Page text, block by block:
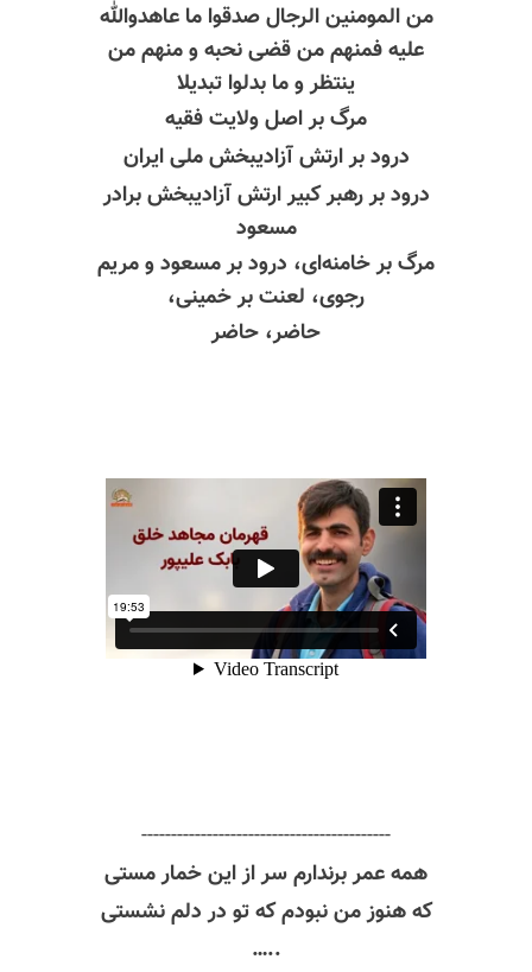
من المومنین الرجال صدقوا ماعاهدوالله
علیه فمنهم من قضی نحبه و منهم من
ینتظر و ما بدلوا تبدیلا
مرگ بر اصل ولایت فقیه
درود بر ارتش آزادیبخش ملی ایران
درود بررهبر کبیرارتش آزادیبخش برادر
مسعود
مرگ بر خامنه‌ای، درود بر مسعود و مریم
رجوی، لعنت بر خمینی،
حاضر، حاضر
------------------------------------------
همه عمر برندارم سر از این خمار مستی
که هنوز من نبودم که تو در دلم نشستی
..…